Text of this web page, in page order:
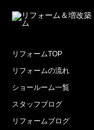
リフォームTOP
リフォームの流れ
ショールーム一覧
スタッフブログ
リフォームブログ